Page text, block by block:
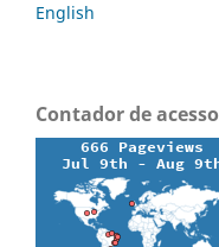
English
Contador de